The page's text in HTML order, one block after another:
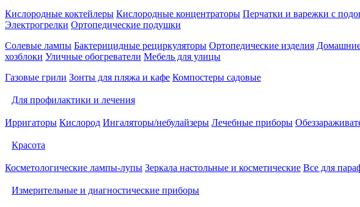
Кислородные коктейлеры Кислородные концентраторы Перчатки и варежки с
Электрогрелки Ортопедические подушки
Солевые лампы Бактерицидные рециркуляторы Ортопедические изделия
хозблоки Уличные обогреватели Мебель для улицы
Газовые грили Зонты для пляжа и кафе Компостеры садовые
Для профилактики и лечения
Ирригаторы Кислород Ингаляторы/небулайзеры Лечебные приборы
Красота
Косметологические лампы-лупы Зеркала настольные и косметические Все для
Измерительные и диагностические приборы